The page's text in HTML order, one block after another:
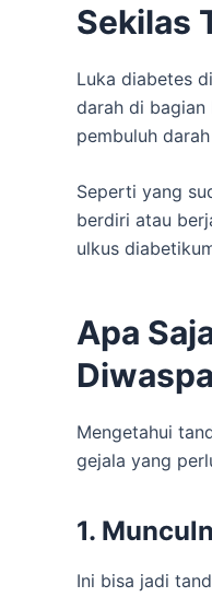
Sekilas
Luka diabetes
darah di bagian
pembuluh
Seperti yang
berdiri atau
ulkus
Apa
Mengetahui
gejala yang
1.
Ini bisa jadi